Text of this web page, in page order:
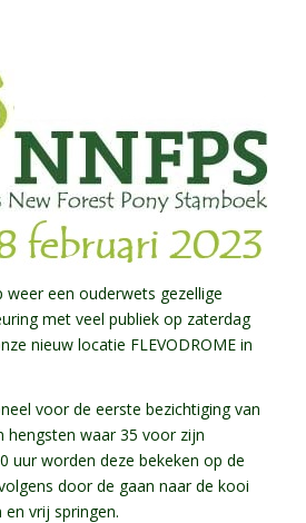
weer een ouderwets gezellige
met veel publiek op zaterdag
nieuw locatie FLEVODROME in
voor de eerste bezichtiging van
hengsten waar 35 voor zijn
uur worden deze bekeken op de
door de gaan naar de kooi
vrij springen.